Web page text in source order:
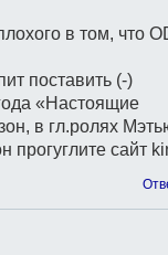
в том, что
поставить (-)
«Настоящие
в гл.ролях
прогуглите сайт